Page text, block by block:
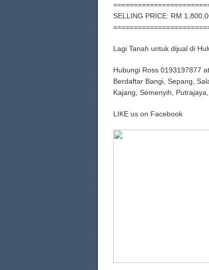
SELLING PRICE: RM
Lagi Tanah untuk dijual di
Hubungi Ross 0193197877
Berdaftar Bangi, Sepang,
Kajang, Semenyih,
LIKE us on Facebook